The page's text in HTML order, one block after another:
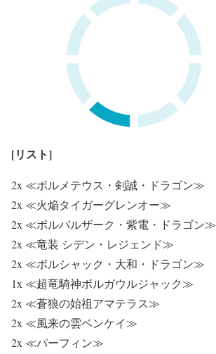
[リスト]
2x ≪ボルメテウス・剣誠・ドラゴン≫
2x ≪火焔タイガーグレンオー≫
2x ≪ボルバルザーク・紫電・ドラゴン≫
2x ≪竜装 シデン・レジェンド≫
2x ≪ボルシャック・大和・ドラゴン≫
1x ≪超竜騎神ボルガウルジャック≫
2x ≪蒼狼の始祖アマテラス≫
2x ≪風来の雲ベンケイ≫
2x ≪パーフィン≫